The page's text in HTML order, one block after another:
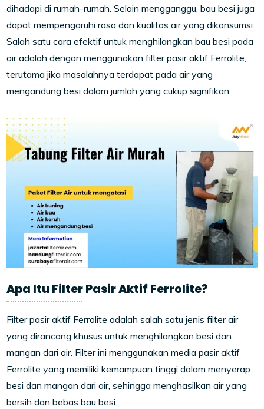
dihadapi di rumah-rumah. Selain mengganggu, bau besi juga
dapat mempengaruhi rasa dan kualitas air yang dikonsumsi.
Salah satu cara efektif untuk menghilangkan bau besi pada
air adalah dengan menggunakan filter pasir aktif Ferrolite,
terutama jika masalahnya terdapat pada air yang
mengandung besi dalam jumlah yang cukup signifikan.
Apa Itu Filter Pasir Aktif Ferrolite?
Filter pasir aktif Ferrolite adalah salah satu jenis filter air
yang dirancang khusus untuk menghilangkan besi dan
mangan dari air. Filter ini menggunakan media pasir aktif
Ferrolite yang memiliki kemampuan tinggi dalam menyerap
besi dan mangan dari air, sehingga menghasilkan air yang
bersih dan bebas bau besi.